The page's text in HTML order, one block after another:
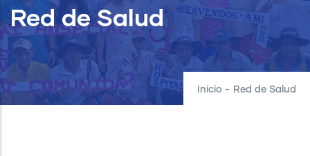
Red de Salud
Inicio - Red de Salud